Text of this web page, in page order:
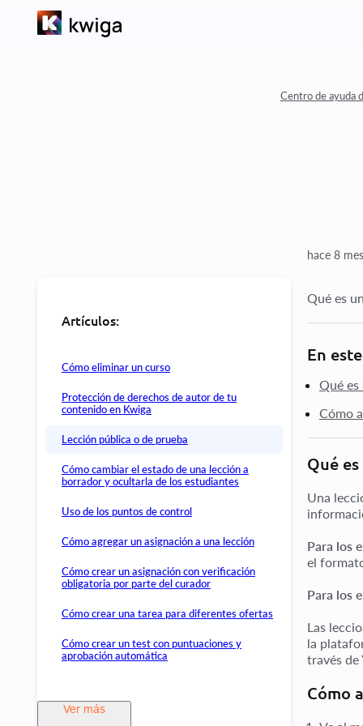
Centro de ayuda
Artículos:
Cómo eliminar un curso
Protección de derechos de autor de tu
contenido en Kwiga
Lección pública o de prueba
Cómo cambiar el estado de una lección a
borrador y ocultarla de los estudiantes
Uso de los puntos de control
Cómo agregar un asignación a una lección
Cómo crear un asignación con verificación
obligatoria por parte del curador
Cómo crear una tarea para diferentes ofertas
Cómo crear un test con puntuaciones y
aprobación automática
Ver más
hace 8
Qué es
En
Qué
Cómo
Qué
Una
Para los
el
Para los
Las
la
través de
Cómo